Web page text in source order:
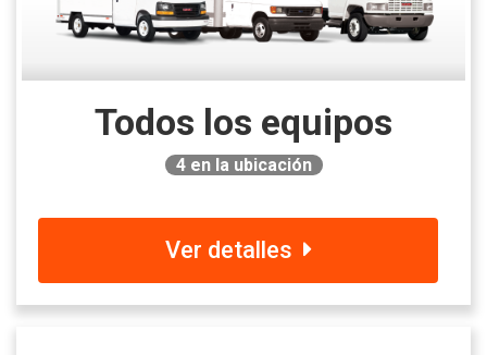
Todos los equipos
4en la ubicación
Ver detalles